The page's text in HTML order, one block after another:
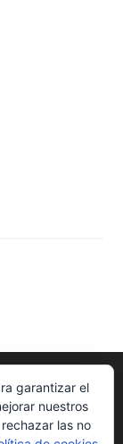
garantizar el
nuestros
las no